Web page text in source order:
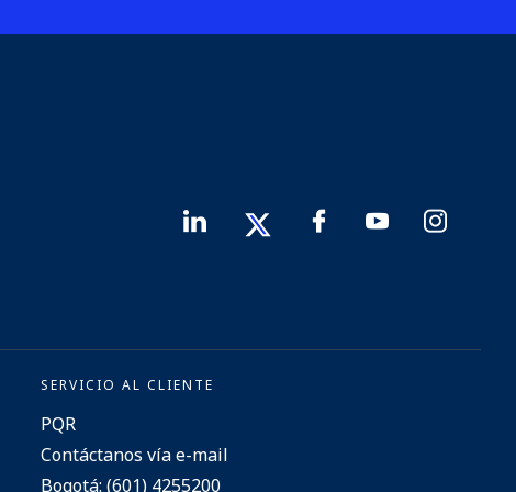
SERVICIO AL CLIENTE
PQR
Contáctanos vía e-mail
Bogotá: (601) 4255200